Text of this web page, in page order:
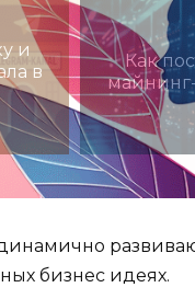
и
в
Как
бизнес идеях.